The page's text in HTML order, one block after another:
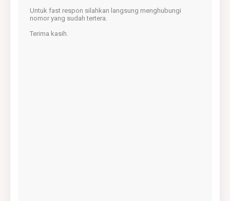
Untuk fast respon silahkan langsung menghubungi
nomor yang sudah tertera.
Terima kasih.